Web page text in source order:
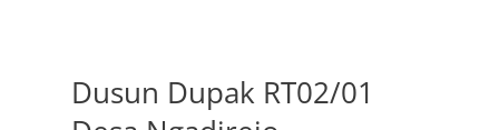
Dusun Dupak RT02/01